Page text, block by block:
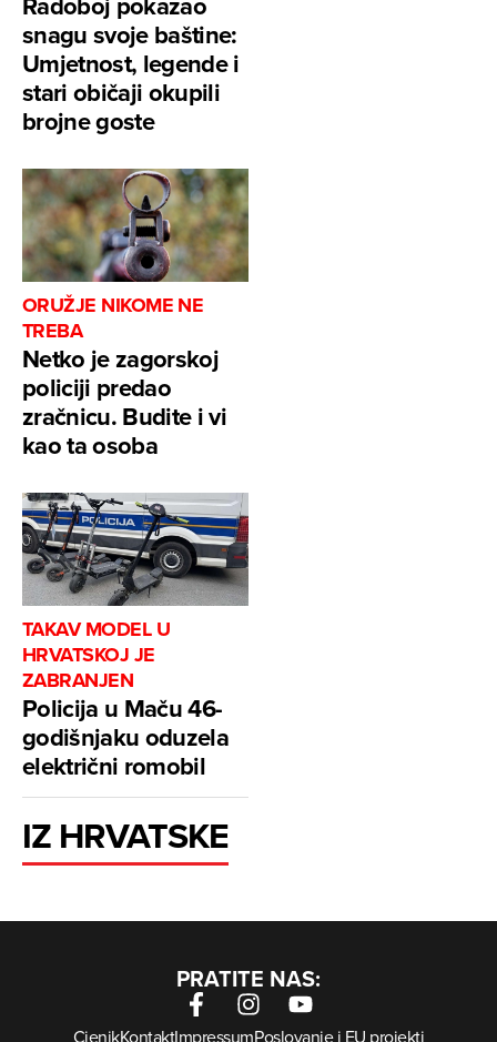
snagu svoje baštine:
Umjetnost, legende i
stari običaji okupili
brojne goste
ORUŽJE NIKOME NE
TREBA
Netko je zagorskoj
policiji predao
zračnicu. Budite i vi
kao ta osoba
TAKAV MODEL U
HRVATSKOJ JE
ZABRANJEN
Policija u Maču 46-
godišnjaku oduzela
električni romobil
IZ HRVATSKE
PRATITE NAS:
CjenikKontaktImpressumPoslovanje i EU projekti